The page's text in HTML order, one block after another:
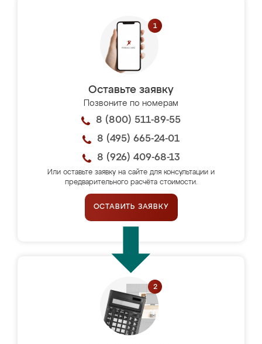
Оставьте заявку
Позвоните по номерам
8 (800) 511-89-55
8 (495) 665-24-01
8 (926) 409-68-13
Или оставьте заявку на сайте для консультации и
предварительного расчёта стоимости.
ОСТАВИТЬ ЗАЯВКУ